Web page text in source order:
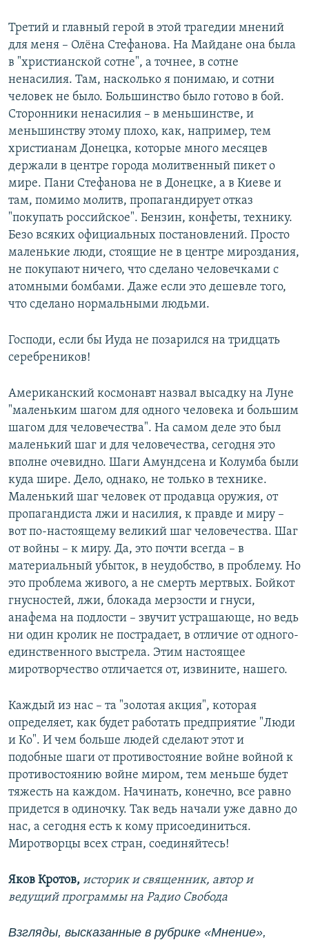
Третий и главный герой в этой трагедии мнений
для меня – Олёна Стефанова. На Майдане она была
в "христианской сотне", а точнее, в сотне
ненасилия. Там, насколько я понимаю, и сотни
человек не было. Большинство было готово в бой.
Сторонники ненасилия – в меньшинстве, и
меньшинству этому плохо, как, например, тем
христианам Донецка, которые много месяцев
держали в центре города молитвенный пикет о
мире. Пани Стефанова не в Донецке, а в Киеве и
там, помимо молитв, пропагандирует отказ
"покупать российское". Бензин, конфеты, технику.
Безо всяких официальных постановлений. Просто
маленькие люди, стоящие не в центре мироздания,
не покупают ничего, что сделано человечками с
атомными бомбами. Даже если это дешевле того,
что сделано нормальными людьми.
Господи, если бы Иуда не позарился на тридцать
серебреников!
Американский космонавт назвал высадку на Луне
"маленьким шагом для одного человека и большим
шагом для человечества". На самом деле это был
маленький шаг и для человечества, сегодня это
вполне очевидно. Шаги Амундсена и Колумба были
куда шире. Дело, однако, не только в технике.
Маленький шаг человек от продавца оружия, от
пропагандиста лжи и насилия, к правде и миру –
вот по-настоящему великий шаг человечества. Шаг
от войны – к миру. Да, это почти всегда – в
материальный убыток, в неудобство, в проблему. Но
это проблема живого, а не смерть мертвых. Бойкот
гнусностей, лжи, блокада мерзости и гнуси,
анафема на подлости – звучит устрашающе, но ведь
ни один кролик не пострадает, в отличие от одного-
единственного выстрела. Этим настоящее
миротворчество отличается от, извините, нашего.
Каждый из нас – та "золотая акция", которая
определяет, как будет работать предприятие "Люди
и Ко". И чем больше людей сделают этот и
подобные шаги от противостояние войне войной к
противостоянию войне миром, тем меньше будет
тяжесть на каждом. Начинать, конечно, все равно
придется в одиночку. Так ведь начали уже давно до
нас, а сегодня есть к кому присоединиться.
Миротворцы всех стран, соединяйтесь!
Яков Кротов, историк и священник, автор и
ведущий программы на Радио Свобода
Взгляды, высказанные в рубрике «Мнение»,